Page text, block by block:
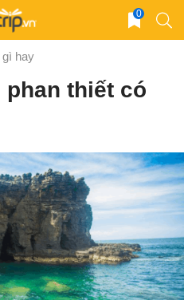
0
gì hay
thiết có